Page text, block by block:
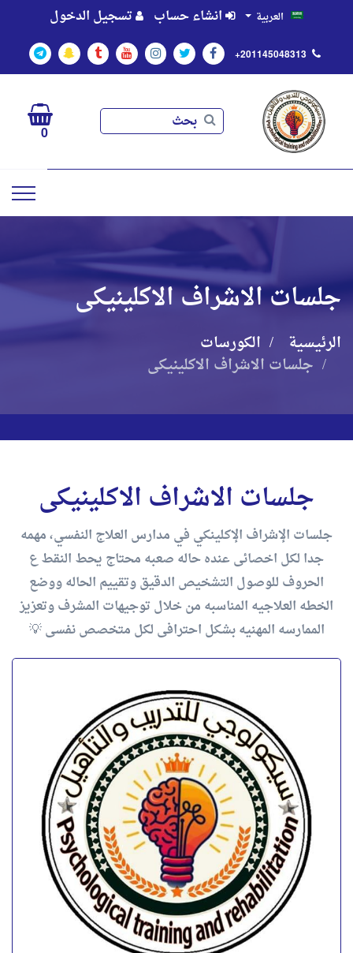
العربية انشاء حساب تسجيل الدخول
+201145048313
بحث 0
جلسات الاشراف الاكلينيكى
الرئيسية
الكورسات
جلسات الاشراف الاكلينيكى
جلسات الاشراف الاكلينيكى
جلسات الإشراف الإكلينكي في مدارس العلاج النفسي، مهمه
جدا لكل اخصائى عنده حاله صعبه محتاج يحط النقط ع
الحروف للوصول التشخيص الدقيق وتقييم الحاله ووضع
الخطه العلاجيه المناسبه من خلال توجيهات المشرف وتعزيز
الممارسه المهنيه بشكل احترافى لكل متخصص نفسى 💡
جلسات الإشراف الإكلينيكي الجماعي في (
Cbt, Schema ,Act )
*🚀 جلسات الإشراف الإكلينيكي الجماعي في ( Cbt,
Schema ,Act ) لمدة 6 شهور (لقاء شهرياً )🥼* . 🎥
*لمشاهده المحاضره التعريفية للكورس ولتقييم شرح
المحاضر 👇* . لو أنت...
تقييم
4.00
out of 5
احجز الآن